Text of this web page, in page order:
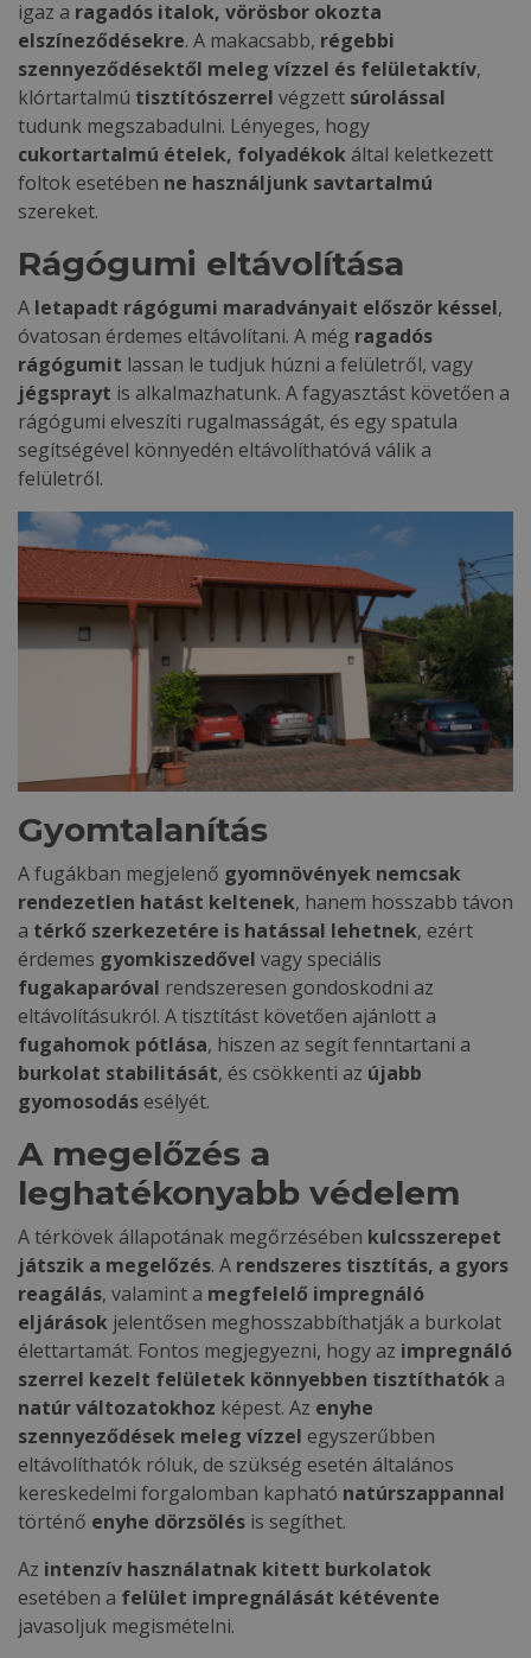
igaz a ragadós italok, vörösbor okozta
elszíneződésekre. A makacsabb, régebbi
szennyeződésektől meleg vízzel és felületaktív,
klórtartalmú tisztítószerrel végzett súrolással
tudunk megszabadulni. Lényeges, hogy
cukortartalmú ételek, folyadékok által keletkezett
foltok esetében ne használjunk savtartalmú
szereket.
Rágógumi eltávolítása
A letapadt rágógumi maradványait először késsel,
óvatosan érdemes eltávolítani. A még ragadós
rágógumit lassan le tudjuk húzni a felületről, vagy
jégsprayt is alkalmazhatunk. A fagyasztást követően a
rágógumi elveszíti rugalmasságát, és egy spatula
segítségével könnyedén eltávolíthatóvá válik a
felületről.
Gyomtalanítás
A fugákban megjelenő gyomnövények nemcsak
rendezetlen hatást keltenek, hanem hosszabb távon
a térkő szerkezetére is hatással lehetnek, ezért
érdemes gyomkiszedővel vagy speciális
fugakaparóval rendszeresen gondoskodni az
eltávolításukról. A tisztítást követően ajánlott a
fugahomok pótlása, hiszen az segít fenntartani a
burkolat stabilitását, és csökkenti az újabb
gyomosodás esélyét.
A megelőzés a
leghatékonyabb védelem
A térkövek állapotának megőrzésében kulcsszerepet
játszik a megelőzés. A rendszeres tisztítás, a gyors
reagálás, valamint a megfelelő impregnáló
eljárások jelentősen meghosszabbíthatják a burkolat
élettartamát. Fontos megjegyezni, hogy az impregnáló
szerrel kezelt felületek könnyebben tisztíthatók a
natúr változatokhoz képest. Az enyhe
szennyeződések meleg vízzel egyszerűbben
eltávolíthatók róluk, de szükség esetén általános
kereskedelmi forgalomban kapható natúrszappannal
történő enyhe dörzsölés is segíthet.
Az intenzív használatnak kitett burkolatok
esetében a felület impregnálását kétévente
javasoljuk megismételni.